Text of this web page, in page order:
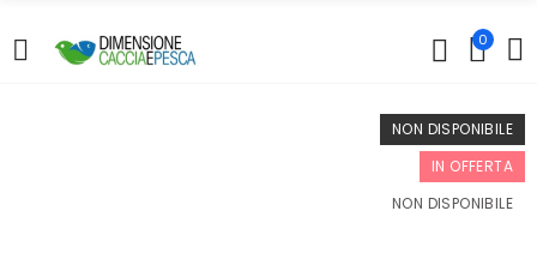
0
NON DISPONIBILE
IN OFFERTA
NON DISPONIBILE